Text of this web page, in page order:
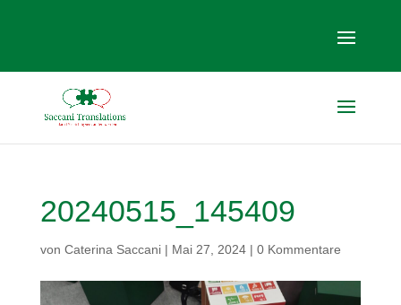
20240515_145409
von Caterina Saccani| Mai 27, 2024| 0 Kommentare